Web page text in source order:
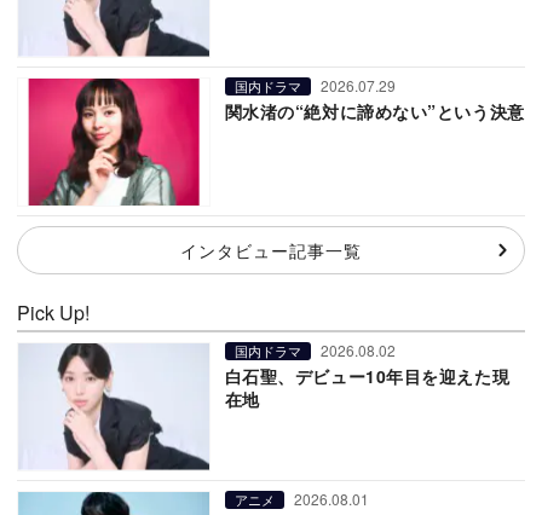
国内ドラマ 2026.07.29
関水渚の“絶対に諦めない”という決意
インタビュー記事一覧
Pick Up!
国内ドラマ 2026.08.02
白石聖、デビュー10年目を迎えた現
在地
アニメ 2026.08.01